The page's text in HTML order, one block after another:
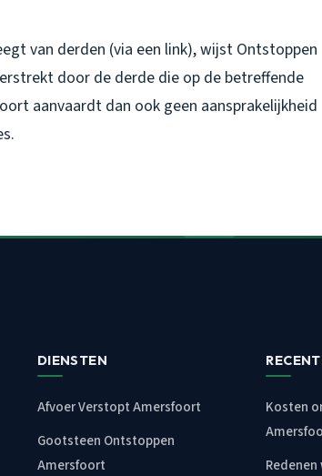
van derden (via een link), wijst Ontstoppen
door de derde die op de betreffende
aanvaardt dan ook geen aansprakelijkheid
DIENSTEN
Afvoer Verstopt Amersfoort
Gootsteen Ontstoppen
Amersfoort
Kosten